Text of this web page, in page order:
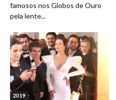
famosos nos Globos de Ouro
pela lente...
2019